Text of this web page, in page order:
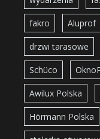
fakro Aluprof
drzwi tarasowe
Schüco
Awilux Polska
Hörmann Polska